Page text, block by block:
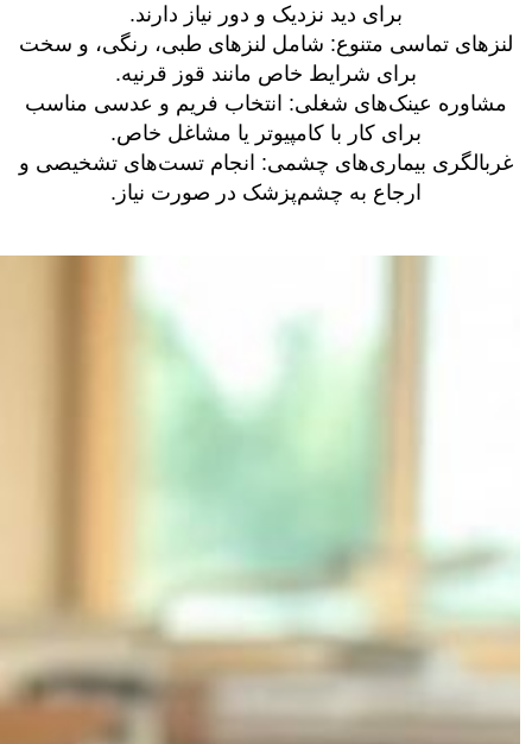
برای دید نزدیک و دور نیاز دارند.
لنزهای تماسی متنوع: شامل لنزهای طبی، رنگی، و سخت
برای شرایط خاص مانند قوز قرنیه.
مشاوره عینک‌های شغلی: انتخاب فریم و عدسی مناسب
برای کار با کامپیوتر یا مشاغل خاص.
غربالگری بیماری‌های چشمی: انجام تست‌های تشخیصی و
ارجاع به چشم‌پزشک در صورت نیاز.